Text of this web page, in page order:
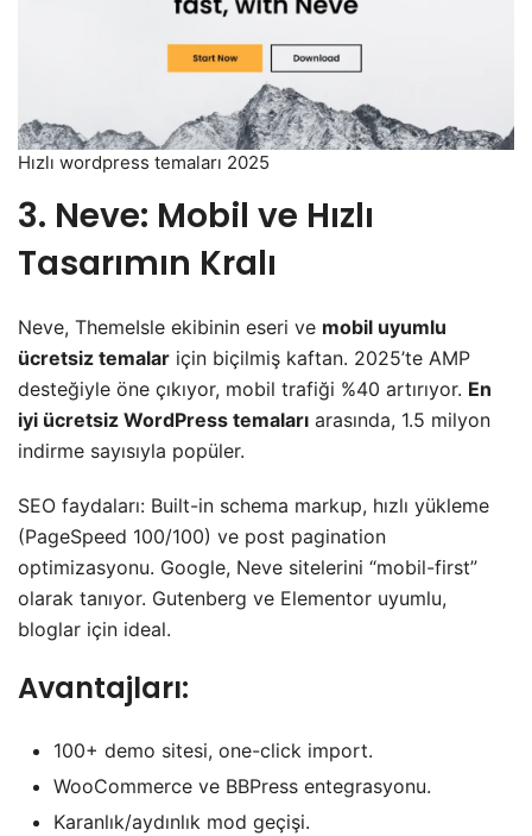
Hızlı wordpress temaları 2025
3. Neve: Mobil ve Hızlı
Tasarımın Kralı
Neve, ThemeIsle ekibinin eseri ve mobil uyumlu
ücretsiz temalar için biçilmiş kaftan. 2025’te AMP
desteğiyle öne çıkıyor, mobil trafiği %40 artırıyor. En
iyi ücretsiz WordPress temaları arasında, 1.5 milyon
indirme sayısıyla popüler.
SEO faydaları: Built-in schema markup, hızlı yükleme
(PageSpeed 100/100) ve post pagination
optimizasyonu. Google, Neve sitelerini “mobil-first”
olarak tanıyor. Gutenberg ve Elementor uyumlu,
bloglar için ideal.
Avantajları:
100+ demo sitesi, one-click import.
WooCommerce ve BBPress entegrasyonu.
Karanlık/aydınlık mod geçişi.